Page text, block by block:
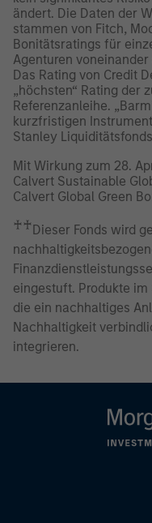
ändert. Die Daten der
stammen von Fitch,
Bonitätsratings für
Agenturen
Das Rating von Credit
„höchsten“ Rating der
Referenzanleihe.
kurzfristigen
Stanley
Mit Wirkung zum 28.
Calvert Sustainable
Calvert Global Green
♰♰Dieser Fonds wird
eingestuft. Produkte im
die ein nachhaltiges
Nachhaltigkeit
integrieren.